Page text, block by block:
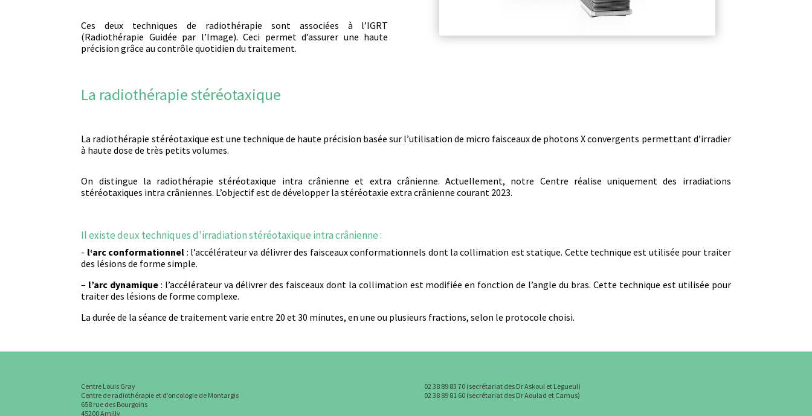
Ces deux techniques de radiothérapie sont associées à l’IGRT
(Radiothérapie Guidée par l’Image). Ceci permet d’assurer une haute
précision grâce au contrôle quotidien du traitement.
La radiothérapie stéréotaxique
La radiothérapie stéréotaxique est une technique de haute précision basée sur l’utilisation de micro faisceaux de photons X convergents permettant d’irradier
à haute dose de très petits volumes.
On distingue la radiothérapie stéréotaxique intra crânienne et extra crânienne. Actuellement, notre Centre réalise uniquement des irradiations
stéréotaxiques intra crâniennes. L’objectif est de développer la stéréotaxie extra crânienne courant 2023.
Il existe deux techniques d'irradiation stéréotaxique intra crânienne :
‎‎- l‘arc conformationnel : l’accélérateur va délivrer des faisceaux conformationnels dont la collimation est statique. Cette technique est utilisée pour traiter
des lésions de forme simple.
– l’arc dynamique : l’accélérateur va délivrer des faisceaux dont la collimation est modifiée en fonction de l’angle du bras. Cette technique est utilisée pour
traiter des lésions de forme complexe.
La durée de la séance de traitement varie entre 20 et 30 minutes, en une ou plusieurs fractions, selon le protocole choisi.
Centre Louis Gray
Centre de radiothérapie et d’oncologie de Montargis
658 rue des Bourgoins
45200 Amilly
02 38 89 83 70 (secrétariat des Dr Askoul et Legueul)
02 38 89 81 60 (secrétariat des Dr Aoulad et Camus)